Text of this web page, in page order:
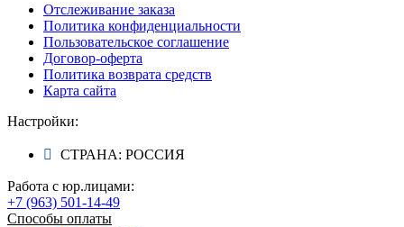
Отслеживание заказа
Политика конфиденциальности
Пользовательское соглашение
Договор-оферта
Политика возврата средств
Карта сайта
Настройки:
СТРАНА: РОССИЯ
Работа с юр.лицами:
+7 (963) 501-14-49
Способы оплаты